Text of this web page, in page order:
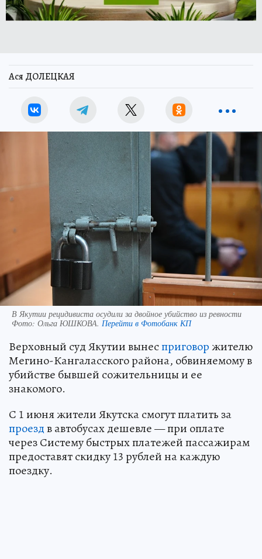
Ася ДОЛЕЦКАЯ
В Якутии рецидивиста осудили за двойное убийство из ревности
Фото: Ольга ЮШКОВА. Перейти в Фотобанк КП
Верховный суд Якутии вынесприговоржителю
Мегино-Кангаласского района, обвиняемому в
убийстве бывшей сожительницы и ее
знакомого.
С 1 июня жители Якутска смогут платить за
проездв автобусах дешевле — при оплате
через Систему быстрых платежей пассажирам
предоставят скидку 13 рублей на каждую
поездку.